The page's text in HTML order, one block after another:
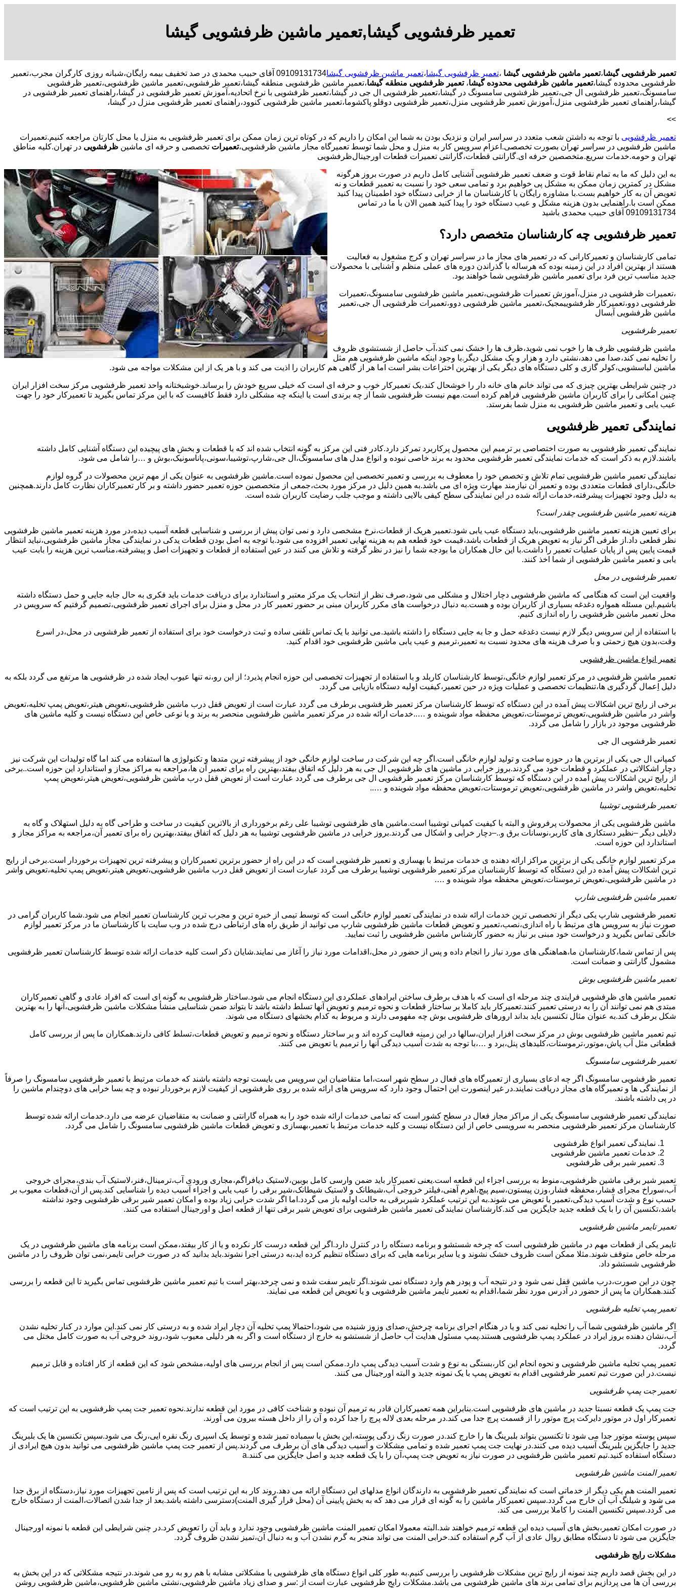
تعمیر ظرفشویی گیشا,تعمیر ماشین ظرفشویی گیشا
تعمیر ظرفشویی گیشا،تعمیر ماشین ظرفشویی گیشا ،تعمیر ظرفشویی گیشا،تعمیر ماشین ظرفشویی گیشا
09109131734 آقای حبیب محمدی در صد تخفیف بیمه رایگان،شبانه روزی کارگران مجرب،تعمیر
ظرفشویی محدوده گیشا،تعمیر ماشین ظرفشویی محدوده گیشا، تعمیر ظرفشویی منطقه گیشا،تعمیر ماشین ظرفشویی منطقه گیشا،تعمیر ظرفشویی،تعمیر ماشین ظرفشویی،تعمیر ظرفشویی
سامسونگ،تعمیر ظرفشویی ال جی،تعمیر ظرفشویی سامسونگ در گیشا،تعمیر ظرفشویی ال جی در گیشا،تعمیر ظرفشویی با نرخ اتحادیه،آموزش تعمیر ظرفشویی در گیشا،راهنمای تعمیر ظرفشویی در
گیشا،راهنمای تعمیر ظرفشویی منزل،آموزش تعمیر ظرفشویی منزل،تعمیر ظرفشویی دوقلو پاکشوما،تعمیر ماشین ظرفشویی کنوود،راهنمای تعمیر ظرفشویی منزل در گیشا،
>>
تعمیر ظرفشویی با توجه به داشتن شعب متعدد در سراسر ایران و نزدیک بودن به شما این امکان را داریم که در کوتاه ترین زمان ممکن برای تعمیر ظرفشویی به منزل یا محل کارتان مراجعه کنیم.تعمیرات
ماشین ظرفشویی در سراسر تهران بصورت تخصصی.اعزام سرویس کار به منزل و محل شما توسط تعمیرگاه مجاز ماشین ظرفشویی،تعمیرات تخصصی و حرفه ای ماشین ظرفشویی در تهران.کلیه مناطق
تهران و حومه.خدمات سریع.متخصصین حرفه ای.گارانتی قطعات،گارانتی تعمیرات قطعات اورجینالظرفشویی
به این دلیل که ما به تمام نقاط قوت و ضعف تعمیر ظرفشویی آشنایی کامل داریم در صورت بروز هرگونه
مشکل در کمترین زمان ممکن به مشکل پی خواهیم برد و تمامی سعی خود را نسبت به تعمیر قطعات و نه
تعویض آن به کار خواهیم بست.با مشاوره رایگان با کارشناسان ما از خرابی دستگاه خود اطمینان پیدا کنید
ممکن است با.راهنمایی بدون هزینه مشکل و عیب دستگاه خود را پیدا کنید همین الان با ما در تماس
09109131734 آقای حبیب محمدی باشید
تعمیر ظرفشویی چه کارشناسان متخصص دارد؟
تمامی کارشناسان و تعمیرکارانی که در تعمیر های مجاز ما در سراسر تهران و کرج مشغول به فعالیت
هستند از بهترین افراد در این زمینه بوده که هرساله با گذراندن دوره های عملی منظم و آشنایی با محصولات
جدید مناسب ترین فرد برای تعمیر ماشین ظرفشویی شما خواهند بود.
،تعمیرات ظرفشویی در منزل،آموزش تعمیرات ظرفشویی،تعمیر ماشین ظرفشویی سامسونگ،تعمیرات
ظرفشویی دوو،تعمیرکار ظرفشوییمجیک،تعمیر ماشین ظرفشویی دوو،تعمیرات ظرفشویی ال جی،تعمیر
ماشین ظرفشویی آبسال
تعمیر ظرفشویی
ماشین ظرفشویی ظرف ها را خوب نمی شوید،ظرف ها را خشک نمی کند،آب حاصل از شستشوی ظروف
را تخلیه نمی کند،صدا می دهد،نشتی دارد و هزار و یک مشکل دیگر.با وجود اینکه ماشین ظرفشویی هم مثل
ماشین لباسشویی،کولر گازی و کلی دستگاه های دیگر یکی از بهترین اختراعات بشر است اما هر از گاهی هم کاربران را اذیت می کند و با هر یک از این مشکلات مواجه می شود.
در چنین شرایطی بهترین چیزی که می تواند خانم های خانه دار را خوشحال کند،یک تعمیرکار خوب و حرفه ای است که خیلی سریع خودش را برساند.خوشبختانه واحد تعمیر ظرفشویی مرکز سخت افزار ایران
چنین امکانی را برای کاربران ماشین ظرفشویی فراهم کرده است.مهم نیست ظرفشویی شما از چه برندی است یا اینکه چه مشکلی دارد فقط کافیست که با این مرکز تماس بگیرید تا تعمیرکار خود را جهت
عیب یابی و تعمیر ماشین ظرفشویی به منزل شما بفرستد.
نمایندگی تعمیر ظرفشویی
نمایندگی تعمیر ظرفشویی به صورت اختصاصی بر ترمیم این محصول پرکاربرد تمرکز دارد.کادر فنی این مرکز به گونه انتخاب شده اند که با قطعات و بخش های پیچیده این دستگاه آشنایی کامل داشته
باشند.لازم به ذکر است که خدمات نمایندگی تعمیر ظرفشویی محدود به برند خاصی نبوده و انواع مدل های سامسونگ،ال جی،شارپ،توشیبا،سونی،پاناسونیک،بوش و …را شامل می شود.
نمایندگی تعمیر ماشین ظرفشویی تمام تلاش و تخصص خود را معطوف به بررسی و تعمیر تخصصی این محصول نموده است.ماشین ظرفشویی به عنوان یکی از مهم ترین محصولات در گروه لوازم
خانگی،دارای قطعات متعددی بوده و تعمیر آن نیازمند مهارت ویژه ای می باشد.به همین دلیل در مرکز مورد بحث،جمعی از متخصصین حوزه تعمیر حضور داشته و بر کار تعمیرکاران نظارت کامل دارند.همچنین
به دلیل وجود تجهیزات پیشرفته،خدمات ارائه شده در این نمایندگی سطح کیفی بالایی داشته و موجب جلب رضایت کاربران شده است.
هزینه تعمیر ماشین ظرفشویی چقدر است؟
برای تعیین هزینه تعمیر ماشین ظرفشویی،باید دستگاه عیب یابی شود.تعمیر هریک از قطعات،نرخ مشخصی دارد و نمی توان پیش از بررسی و شناسایی قطعه آسیب دیده،در مورد هزینه تعمیر ماشین ظرفشویی
نظر قطعی داد.از طرفی اگر نیاز به تعویض هریک از قطعات باشد،قیمت خود قطعه هم به هزینه نهایی تعمیر افزوده می شود.با توجه به اصل بودن قطعات یدکی در نمایندگی مجاز ماشین ظرفشویی،نباید انتظار
قیمت پایین پس از پایان عملیات تعمیر را داشت.با این حال همکاران ما بودجه شما را نیز در نظر گرفته و تلاش می کنند در عین استفاده از قطعات و تجهیزات اصل و پیشرفته،مناسب ترین هزینه را بابت عیب
یابی و تعمیر ماشین ظرفشویی از شما اخذ کنند.
تعمیر ظرفشویی در محل
واقعیت این است که هنگامی که ماشین ظرفشویی دچار اختلال و مشکلی می شود،صرف نظر از انتخاب یک مرکز معتبر و استاندارد برای دریافت خدمات باید فکری به حال جابه جایی و حمل دستگاه داشته
باشیم.این مسئله همواره دغدغه بسیاری از کاربران بوده و هست.به دنبال درخواست های مکرر کاربران مبنی بر حضور تعمیر کار در محل و منزل برای اجرای تعمیر ظرفشویی،تصمیم گرفتیم که سرویس در
محل تعمیر ماشین ظرفشویی را راه اندازی کنیم.
با استفاده از این سرویس دیگر لازم نیست دغدغه حمل و جا به جایی دستگاه را داشته باشید.می توانید با یک تماس تلفنی ساده و ثبت درخواست خود برای استفاده از تعمیر ظرفشویی در محل،در اسرع
وقت،بدون هیچ زحمتی و با صرف هزینه های محدود نسبت به تعمیر،ترمیم و عیب یابی ماشین ظرفشویی خود اقدام کنید.
تعمیر انواع ماشین ظرفشویی
تعمیر ماشین ظرفشویی در مرکز تعمیر لوازم خانگی،توسط کارشناسان کاربلد و با استفاده از تجهیزات تخصصی این حوزه انجام پذیرد؛ از این رو،نه تنها عیوب ایجاد شده در ظرفشویی ها مرتفع می گردد بلکه به
دلیل اِعمال گردگیری ها،تنظیمات تخصصی و عملیات ویژه در حین تعمیر،کیفیت اولیه دستگاه بازیابی می گردد.
برخی از رایج ترین اشکالات پیش آمده در این دستگاه که توسط کارشناسان مرکز تعمیر ظرفشویی برطرف می گردد عبارت است از تعویض قفل درب ماشین ظرفشویی،تعویض هیتر،تعویض پمپ تخلیه،تعویض
واشر در ماشین ظرفشویی،تعویض ترموستات،تعویض محفظه مواد شوینده و …..خدمات ارائه شده در مرکز تعمیر ماشین ظرفشویی منحصر به برند و یا نوعی خاص این دستگاه نیست و کلیه ماشین های
ظرفشویی موجود در بازار را شامل می گردد.
تعمیر ظرفشویی ال جی
کمپانی ال جی یکی از برترین ها در حوزه ساخت و تولید لوازم خانگی است.اگر چه این شرکت در ساخت لوازم خانگی خود از پیشرفته ترین متدها و تکنولوژی ها استفاده می کند اما گاه تولیدات این شرکت نیز
دچار اشکالاتی در عملکرد و قطعات خود می گردند.بروز خرابی در ماشین های ظرفشویی ال جی به هر دلیل که اتفاق بیفتد،بهترین راه برای تعمیر آن ها،مراجعه به مراکز مجاز و استاندارد این حوزه است..برخی
از رایج ترین اشکالات پیش آمده در این دستگاه که توسط کارشناسان مرکز تعمیر ظرفشویی ال جی برطرف می گردد عبارت است از تعویض قفل درب ماشین ظرفشویی،تعویض هیتر،تعویض پمپ
تخلیه،تعویض واشر در ماشین ظرفشویی،تعویض ترموستات،تعویض محفظه مواد شوینده و …..
تعمیر ظرفشویی توشیبا
ماشین ظرفشویی یکی از محصولات پرفروش و البته با کیفیت کمپانی توشیبا است.ماشین های ظرفشویی توشیبا علی رغم برخورداری از بالاترین کیفیت در ساخت و طراحی گاه به دلیل استهلاک و گاه به
دلایلی دیگر –نظیر دستکاری های کاربر،نوسانات برق و..–دچار خرابی و اشکال می گردند.بروز خرابی در ماشین ظرفشویی توشیبا به هر دلیل که اتفاق بیفتد،بهترین راه برای تعمیر آن،مراجعه به مراکز مجاز و
استاندارد این حوزه است.
مرکز تعمیر لوازم خانگی یکی از برترین مراکز ارائه دهنده ی خدمات مرتبط با بهسازی و تعمیر ظرفشویی است که در این راه از حضور برترین تعمیرکاران و پیشرفته ترین تجهیزات برخوردار است.برخی از رایج
ترین اشکالات پیش آمده در این دستگاه که توسط کارشناسان مرکز تعمیر ظرفشویی توشیبا برطرف می گردد عبارت است از تعویض قفل درب ماشین ظرفشویی،تعویض هیتر،تعویض پمپ تخلیه،تعویض واشر
در ماشین ظرفشویی،تعویض ترموستات،تعویض محفظه مواد شوینده و ….
تعمیر ماشین ظرفشویی شارپ
تعمیر ظرفشویی شارپ یکی دیگر از تخصصی ترین خدمات ارائه شده در نمایندگی تعمیر لوازم خانگی است که توسط تیمی از خبره ترین و مجرب ترین کارشناسان تعمیر انجام می شود.شما کاربران گرامی در
صورت نیاز به سرویس های مرتبط با راه اندازی،نصب،تعمیر و تعویض قطعات ماشین ظرفشویی شارپ می توانید از طریق راه های ارتباطی درج شده در وب سایت با کارشناسان ما در مرکز تعمیر لوازم
خانگی تماس بگیرید و درخواست خود مبنی بر نیاز به حضور کارشناس ماشین ظرفشویی را ثبت نمایید.
پس از تماس شما،کارشناسان ما،هماهنگی های مورد نیاز را انجام داده و پس از حضور در محل،اقدامات مورد نیاز را آغاز می نمایند.شایان ذکر است کلیه خدمات ارائه شده توسط کارشناسان تعمیر ظرفشویی
مشمول گارانتی و ضمانت است.
تعمیر ماشین ظرفشویی بوش
تعمیر ماشین های ظرفشویی فرایندی چند مرحله ای است که با هدف برطرف ساختن ایرادهای عملکردی این دستگاه انجام می شود.ساختار ظرفشویی به گونه ای است که افراد عادی و گاهی تعمیرکاران
مبتدی هم نمی توانند آن را به درستی تعمیر کنند.تعمیرکار باید کاملا بر ساختار قطعات و نحوه ترمیم و تعویض آنها تسلط داشته باشد تا بتواند ضمن شناسایی منشأ مشکلات ماشین ظرفشویی،آنها را به بهترین
شکل برطرف کند.به عنوان مثال تکنسین باید بداند ارورهای ظرفشویی بوش چه مفهومی دارند و مربوط به کدام بخشهای دستگاه می شوند.
تیم تعمیر ماشین ظرفشویی بوش در مرکز سخت افزار ایران،سالها در این زمینه فعالیت کرده اند و بر ساختار دستگاه و نحوه ترمیم و تعویض قطعات،تسلط کافی دارند.همکاران ما پس از بررسی کامل
قطعاتی مثل آب پاش،موتور،ترموستات،کلیدهای پنل،برد و …،با توجه به شدت آسیب دیدگی آنها را ترمیم یا تعویض می کنند.
تعمیر ظرفشویی سامسونگ
تعمیر ظرفشویی سامسونگ اگر چه ادعای بسیاری از تعمیرگاه های فعال در سطح شهر است،اما متقاضیان این سرویس می بایست توجه داشته باشند که خدمات مرتبط با تعمیر ظرفشویی سامسونگ را صرفاً
از نمایندگی ها و تعمیرگاه های مجاز دریافت نمایند.در غیر اینصورت این احتمال وجود دارد که سرویس های ارائه شده بر روی ظرفشویی از کیفیت لازم برخوردار نبوده و چه بسا خرابی های دوچندام ماشین را
در پی داشته باشند.
نمایندگی تعمیر ظرفشویی سامسونگ یکی از مراکز مجاز فعال در سطح کشور است که تمامی خدمات ارائه شده خود را به همراه گارانتی و ضمانت به متقاضیان عرضه می دارد.خدمات ارائه شده توسط
کارشناسان مرکز تعمیر ظرفشویی منحصر به سرویسی خاص از این دستگاه نیست و کلیه خدمات مرتبط با تعمیر،بهسازی و تعویض قطعات ماشین ظرفشویی سامسونگ را شامل می گردد.
نمایندگی تعمیر انواع ظرفشویی
خدمات تعمیر ماشین ظرفشویی
تعمیر شیر برقی ظرفشویی
تعمیر شیر برقی ماشین ظرفشویی،منوط به بررسی اجزاء این قطعه است.یعنی تعمیرکار باید ضمن وارسی کامل بوبین،لاستیک دیافراگم،مجاری ورودی آب،ترمینال،فنر،لاستیک آب بندی،مجرای خروجی
آب،سوراخ مجرای فشار،محفظه فشار،وزن پیستون،سیم پیچ،اهرم آهنی،فیلتر خروجی آب،شیطانک و لاستیک شیطانک،شیر برقی را عیب یابی و اجزاء آسیب دیده را شناسایی کند.پس از آن،قطعات معیوب بر
حسب نوع و شدت آسیب دیدگی،تعمیر یا تعویض می شوند.به این ترتیب عملکرد شیربرقی به حالت اولیه باز می گردد.اما اگر شدت خرابی زیاد بوده و امکان تعمیر شیر برقی ظرفشویی وجود نداشته
باشد،تکنسین آن را با یک قطعه جدید جایگزین می کند.کارشناسان نمایندگی تعمیر ماشین ظرفشویی برای تعویض شیر برقی تنها از قطعه اصل و اورجینال استفاده می کنند.
تعمیر تایمر ماشین ظرفشویی
تایمر یکی از قطعات مهم در ماشین ظرفشویی است که چرخه شستشو و برنامه دستگاه را در کنترل دارد.اگر این قطعه درست کار نکرده و یا از کار بیفتد،ممکن است برنامه های ماشین ظرفشویی در یک
مرحله خاص متوقف شوند.مثلا ممکن است ظروف خشک نشوند و یا سایر برنامه هایی که برای دستگاه تنظیم کرده اید،به درستی اجرا نشوند.باید بدانید که در صورت خرابی تایمر،نمی توان ظروف را در ماشین
ظرفشویی شستشو داد.
چون در این صورت،درب ماشین قفل نمی شود و در نتیجه آب و پودر هم وارد دستگاه نمی شوند.اگر تایمر سفت شده و نمی چرخد،بهتر است با تیم تعمیر ماشین ظرفشویی تماس بگیرید تا این قطعه را بررسی
کنند.همکاران ما پس از حضور در آدرس مورد نظر شما،اقدام به تعمیر تایمر ماشین ظرفشویی و یا تعویض این قطعه می نمایند.
تعمیر پمپ تخلیه ظرفشویی
اگر ماشین ظرفشویی شما آب را تخلیه نمی کند و یا در هنگام اجرای برنامه چرخش،صدای وزوز شنیده می شود،احتمالا پمپ تخلیه آن دچار ایراد شده و به درستی کار نمی کند.این موارد در کنار تخلیه نشدن
آب،نشان دهنده بروز ایراد در عملکرد پمپ ظرفشویی هستند.پمپ مسئول هدایت آب حاصل از شستشو به خارج از دستگاه است و اگر به هر دلیلی معیوب شود،روند خروجی آب به صورت کامل مختل می
گردد.
تعمیر پمپ تخلیه ماشین ظرفشویی و نحوه انجام این کار،بستگی به نوع و شدت آسیب دیدگی پمپ دارد.ممکن است پس از انجام بررسی های اولیه،مشخص شود که این قطعه از کار افتاده و قابل ترمیم
نیست.در این صورت تیم تعمیر ظرفشویی اقدام به تعویض پمپ با یک نمونه جدید و البته اورجینال می کنند.
تعمیر جت پمپ ظرفشویی
جت پمپ یک قطعه نسبتا جدید در ماشین های ظرفشویی است.بنابراین همه تعمیرکاران قادر به ترمیم آن نبوده و شناخت کافی در مورد این قطعه ندارند.نحوه تعمیر جت پمپ ظرفشویی به این ترتیب است که
تعمیرکار اول در موتور دایرکت پرچ موتور را از قسمت پرچ جدا می کند.در مرحله بعدی لاله پرچ را جدا کرده و آن را از داخل هسته بیرون می آورند.
سپس پوسته موتور جدا می شود تا تکنسین بتواند بلبرینگ ها را خارج کند.در صورت زنگ زدگی پوسته،این بخش با سمباده تمیز شده و توسط یک اسپری رنگ نقره ایی،رنگ می شود.سپس تکنسین ها یک بلبرینگ
جدید را جایگزین بلبرینگ آسیب دیده می کنند.در نهایت جت پمپ تعمیر شده و تمامی مشکلات و آسیب دیدگی های آن برطرف می گردند.پس از تعمیر جت پمپ ماشین ظرفشویی می توانید بدون هیچ ایرادی از
دستگاه استفاده کنید.تیم تعمیر ماشین ظرفشویی در صورت نیاز به تعویض جت پمپ،آن را با یک قطعه جدید و اصل جایگزین می کنند.a
تعمیر المنت ماشین ظرفشویی
تعمیر المنت هم یکی دیگر از خدماتی است که نمایندگی تعمیر ظرفشویی به دارندگان انواع مدلهای این دستگاه ارائه می دهد.روند کار به این ترتیب است که پس از تامین تجهیزات مورد نیاز،دستگاه از برق جدا
می شود و شیلنگ آب آن خارج می گردد.سپس تعمیرکار ماشین را به گونه ای قرار می دهد که به بخش پایینی آن (محل قرار گیری المنت)دسترسی داشته باشد.بعد از جدا شدن اتصالات،المنت از دستگاه خارج
می گردد.سپس تکنسین المنت را کاملا بررسی می کند.
در صورت امکان تعمیر،بخش های آسیب دیده این قطعه ترمیم خواهند شد.البته معمولا امکان تعمیر المنت ماشین ظرفشویی وجود ندارد و باید آن را تعویض کرد.در چنین شرایطی این قطعه با نمونه اورجینال
جایگزین می شود تا دستگاه مطابق روال عادی از آب گرم استفاده کند.خرابی المنت می تواند منجر به گرم نشدن آب و به دنبال آن،تمیز نشدن ظروف گردد.
مشکلات رایج ظرفشویی
در این بخش قصد داریم چند نمونه از رایج ترین مشکلات ظرفشویی را بررسی کنیم.به طور کلی انواع دستگاه های ظرفشویی با مشکلاتی مشابه با هم رو به رو می شوند.در نتیجه مشکلاتی که در این بخش به
بررسی آن ها می پردازیم برای تمامی برند های ماشین ظرفشویی می باشد.مشکلات رایج ظرفشویی عبارت است از :سر و صدای زیاد ماشین ظرفشویی،نشتی ماشین ظرفشویی،ماشین ظرفشویی روشن